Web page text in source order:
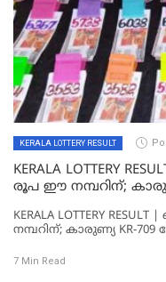
KERALA LOTTERY RESULT
KERALA LOTTERY
രൂപ ഈ നമ്പറിന്;
KERALA LOTTERY
നമ്പറിന്; കാരുണ്യ KR-709
7 Min Read